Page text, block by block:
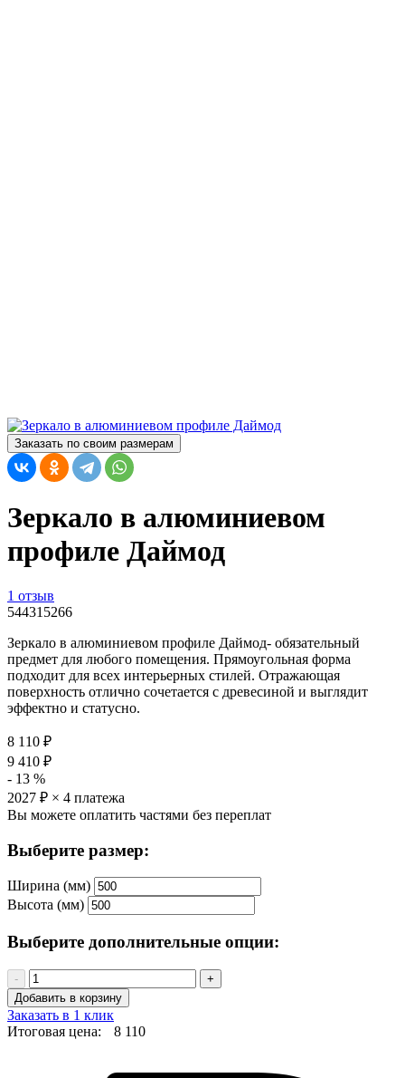
Заказать по своим размерам
Зеркало в алюминиевом
профиле Даймод
1 отзыв
544315266
Зеркало в алюминиевом профиле Даймод- обязательный
предмет для любого помещения. Прямоугольная форма
подходит для всех интерьерных стилей. Отражающая
поверхность отлично сочетается с древесиной и выглядит
эффектно и статусно.
8 110 ₽
9 410 ₽
- 13 %
2027 ₽ × 4 платежа
Вы можете оплатить частями без переплат
Выберите размер:
Ширина (мм)
Высота (мм)
Выберите дополнительные опции:
-
+
Добавить в корзину
Заказать в 1 клик
Итоговая цена:
8 110